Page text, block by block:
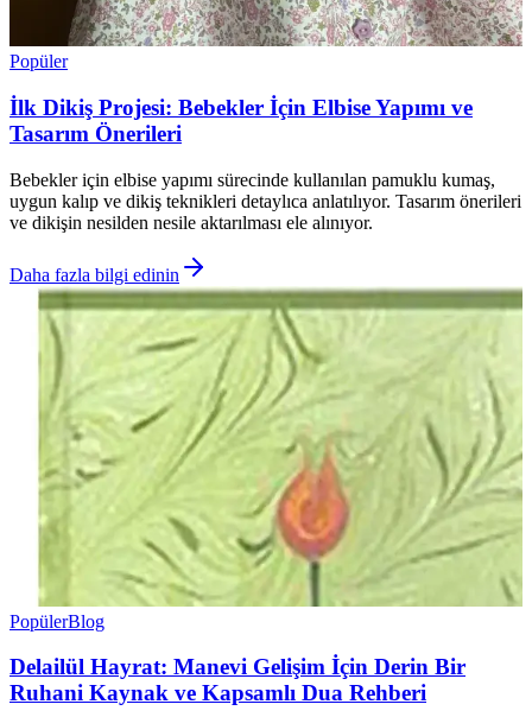
Popüler
İlk Dikiş Projesi: Bebekler İçin Elbise Yapımı ve
Tasarım Önerileri
Bebekler için elbise yapımı sürecinde kullanılan pamuklu kumaş,
uygun kalıp ve dikiş teknikleri detaylıca anlatılıyor. Tasarım önerileri
ve dikişin nesilden nesile aktarılması ele alınıyor.
Daha fazla bilgi edinin
PopülerBlog
Delailül Hayrat: Manevi Gelişim İçin Derin Bir
Ruhani Kaynak ve Kapsamlı Dua Rehberi